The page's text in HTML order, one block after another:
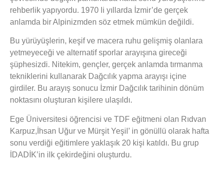
rehberlik yapıyordu. 1970 li yıllarda İzmir’de gerçek
anlamda bir Alpinizmden söz etmek mümkün değildi.
Bu yürüyüşlerin, keşif ve macera ruhu gelişmiş olanlara
yetmeyeceği ve alternatif sporlar arayışına gireceği
şüphesizdi. Nitekim, gençler, gerçek anlamda tırmanma
tekniklerini kullanarak Dağcılık yapma arayışı içine
girdiler. Bu arayış sonucu İzmir Dağcılık tarihinin dönüm
noktasını oluşturan kişilere ulaşıldı.
Ege Üniversitesi öğrencisi ve TDF eğitmeni olan Rıdvan
Karpuz,İhsan Uğur ve Mürşit Yeşil’ in gönüllü olarak hafta
sonu verdiği eğitimlere yaklaşık 20 kişi katıldı. Bu grup
İDADİK’in ilk çekirdeğini oluşturdu.